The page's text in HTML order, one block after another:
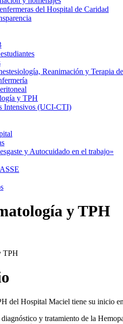
del Hospital de Caridad
Reanimación y Terapia
y TPH
Intensivos (UCI-CTI)
y Autocuidado en el trabajo»
y TPH
TPH
del Hospital Maciel tiene su inicio
y tratamiento de la